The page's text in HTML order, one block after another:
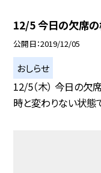
12/5 今日の欠席
公開日 2019/12/05
おしらせ
12/5（木） 今日の
時と変わりない状態